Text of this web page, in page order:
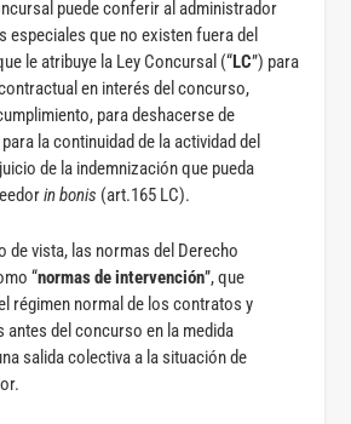
puede conferir al administrador
especiales que no existen fuera del
le atribuye la Ley Concursal (“LC”) para
en interés del concurso,
para deshacerse de
la continuidad de la actividad del
de la indemnización que pueda
in bonis (art.165 LC).
de vista, las normas del Derecho
“normas de intervención”, que
régimen normal de los contratos y
del concurso en la medida
salida colectiva a la situación de